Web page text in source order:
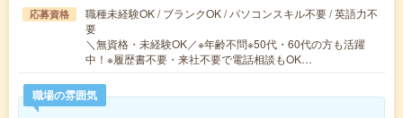
応募資格
職種未経験OK / ブランクOK / パソコンスキル不要 / 英語力不
要
＼無資格・未経験OK／※年齢不問※50代・60代の方も活躍
中！※履歴書不要・来社不要で電話相談もOK…
職場の雰囲気